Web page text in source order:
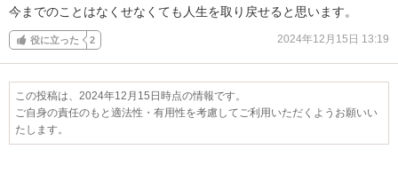
今までのことはなくせなくても人生を取り戻せると思います。
役に立った 2 2024年12月15日 13:19
この投稿は、2024年12月15日時点の情報です。
ご自身の責任のもと適法性・有用性を考慮してご利用いただくようお願いい
たします。